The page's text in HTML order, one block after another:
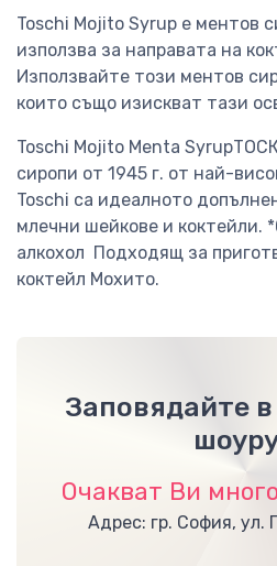
Toschi Mojito Syrup е ментов
използва за направата на
Използвайте този ментов
които също изискват тази
Toschi Mojito Menta
сиропи от 1945 г. от най-
Toschi са идеалното
млечни шейкове и коктейли.
алкохол Подходящ за
коктейл Мохито.
Заповядайте
Очакват Ви
Адрес: гр. София, ул.